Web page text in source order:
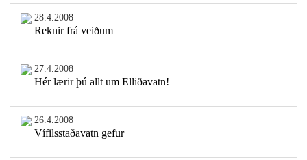
28.4.2008
Reknir frá veiðum
27.4.2008
Hér lærir þú allt um Elliðavatn!
26.4.2008
Vífilsstaðavatn gefur